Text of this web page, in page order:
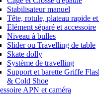
Stabilisateur manuel
Tête, rotule, plateau rapide
Elément séparé et accessoire
Niveau à bulles
Slider ou Travelling de table
Skate dolly
Système de travelling
Support et barette Griffe
& Cold Shoe
APN et caméra